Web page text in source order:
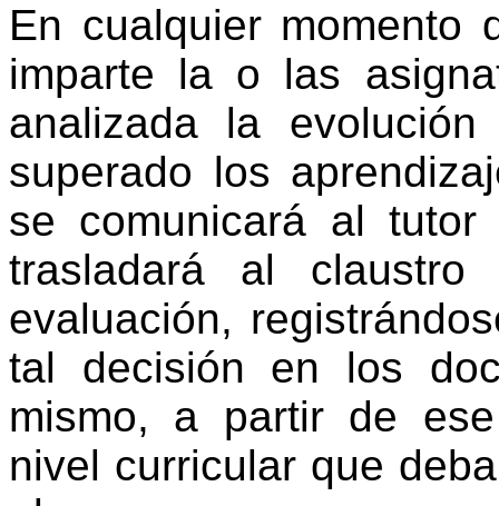
En cualquier momento
imparte la o las
analizada la
superado los
se comunicará al
trasladará al
evaluación,
tal decisión en los
mismo, a partir de
nivel curricular que